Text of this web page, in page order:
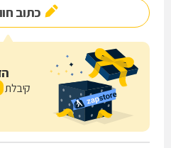
ומחירים הוגנים מונית עמי מזמינה אתכם
משלוח לכל יעד בארץ.
כתוב
קיבלת